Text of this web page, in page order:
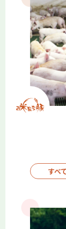
【食べて未来へ
（たまねぎ）～
【食べて未来へ
（たまねぎ）～
「有機農産物」
みら
にて
5月21日（木）、
授業「エコバッグ
く交流。「エコバ
た自分だけのエコ
いば
コー
すべ